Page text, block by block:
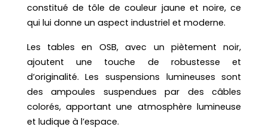
constitué de tôle de couleur jaune et noire, ce
qui lui donne un aspect industriel et moderne.
Les tables en OSB, avec un piètement noir,
ajoutent une touche de robustesse et
d’originalité. Les suspensions lumineuses sont
des ampoules suspendues par des câbles
colorés, apportant une atmosphère lumineuse
et ludique à l’espace.